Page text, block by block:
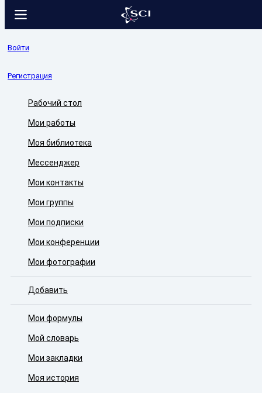
Войти
Регистрация
Рабочий стол
Мои работы
Моя библиотека
Мессенджер
Мои контакты
Мои группы
Мои подписки
Мои конференции
Мои фотографии
Добавить
Мои формулы
Мой словарь
Мои закладки
Моя история